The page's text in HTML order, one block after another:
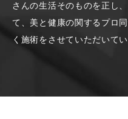
さんの生活そのものを正し
て、美と健康の関するプロ
く施術をさせていただいてい